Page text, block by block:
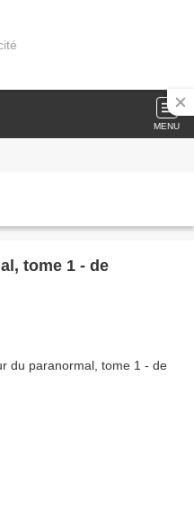
MENU
tome 1 - de